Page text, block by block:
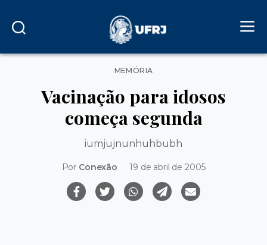
Categorias
MEMÓRIA
Vacinação para idosos
começa segunda
iumjujnunhuhbubh
Por Conexão 19 de abril de 2005